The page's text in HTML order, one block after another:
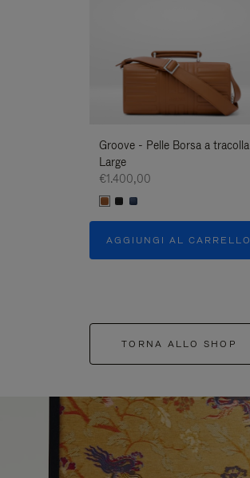
Groove - Pelle Borsa a tracolla
Large
€1.400,00
AGGIUNGI AL CARRELLO
TORNA ALLO SHOP